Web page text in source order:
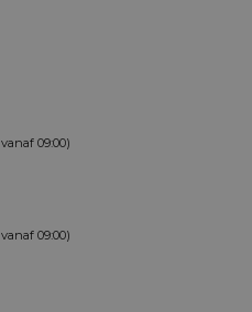
09:00)
09:00)